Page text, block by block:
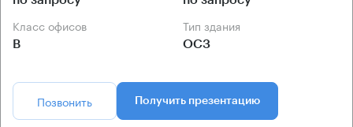
Класс офисов
B
Тип здания
ОСЗ
Позвонить Получить презентацию